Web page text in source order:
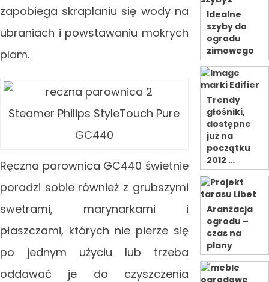
zapobiega skraplaniu się wody na
ubraniach i powstawaniu mokrych
plam.
Steamer Philips StyleTouch Pure
GC440
Ręczna parownica GC440 świetnie
poradzi sobie również z grubszymi
swetrami, marynarkami i
płaszczami, których nie pierze się
po jednym użyciu lub trzeba
oddawać je do czyszczenia
Idealne
szyby do
ogrodu
zimowego
Trendy
głośniki,
dostępne
już na
początku
2012 …
Aranżacja
ogrodu –
czas na
plany